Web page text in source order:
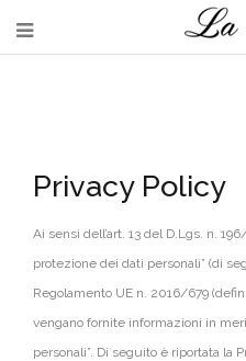
Privacy Policy
Ai sensi dell’art. 13 del D.Lgs. n.
protezione dei dati personali” (di
Regolamento UE n. 2016/679
vengano fornite informazioni in
personali”. Di seguito è riportata la